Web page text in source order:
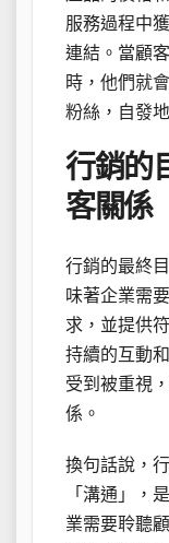
服務過程中
連結。當顧
時，他們就
粉絲，自發
行銷的
客關係
行銷的最終
味著企業需
求，並提供
持續的互動
受到被重視
係。
換句話說，
「溝通」，
業需要聆聽